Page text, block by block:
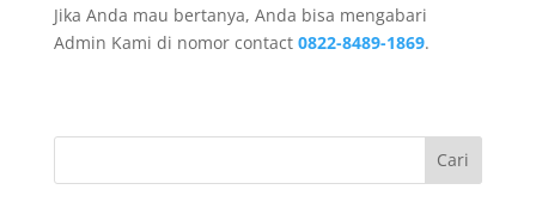
Jika Anda mau bertanya, Anda bisa mengabari
Admin Kami di nomor contact 0822-8489-1869.